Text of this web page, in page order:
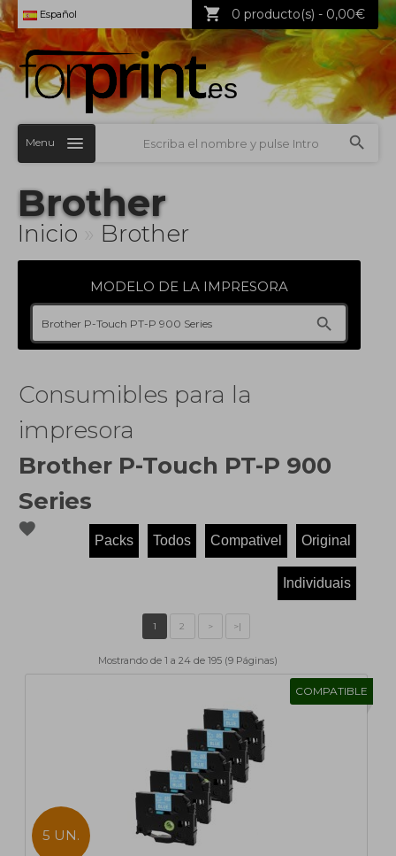
Español 0 producto(s) - 0,00€
Menu
Brother
Inicio Brother
MODELO DE LA IMPRESORA
Consumibles para la
impresora
Brother P-Touch PT-P 900
Series
Mostrando de 1 a 24 de 195 (9 Páginas)
COMPATIBLE
5 UN.